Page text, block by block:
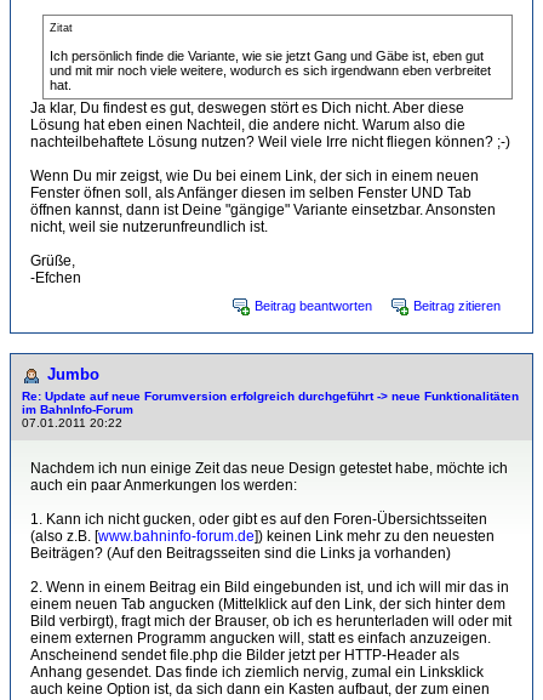
Zitat
Ich persönlich finde die Variante, wie sie jetzt Gang und Gäbe ist, eben gut
und mit mir noch viele weitere, wodurch es sich irgendwann eben verbreitet
hat.
Ja klar, Du findest es gut, deswegen stört es Dich nicht. Aber diese
Lösung hat eben einen Nachteil, die andere nicht. Warum also die
nachteilbehaftete Lösung nutzen? Weil viele Irre nicht fliegen können? ;-)
Wenn Du mir zeigst, wie Du bei einem Link, der sich in einem neuen
Fenster öfnen soll, als Anfänger diesen im selben Fenster UND Tab
öffnen kannst, dann ist Deine "gängige" Variante einsetzbar. Ansonsten
nicht, weil sie nutzerunfreundlich ist.
Grüße,
-Efchen
Beitrag beantworten Beitrag zitieren
Jumbo
Re: Update auf neue Forumversion erfolgreich durchgeführt -> neue Funktionalitäten
im BahnInfo-Forum
07.01.2011 20:22
Nachdem ich nun einige Zeit das neue Design getestet habe, möchte ich
auch ein paar Anmerkungen los werden:
1. Kann ich nicht gucken, oder gibt es auf den Foren-Übersichtsseiten
(also z.B. [www.bahninfo-forum.de]) keinen Link mehr zu den neuesten
Beiträgen? (Auf den Beitragsseiten sind die Links ja vorhanden)
2. Wenn in einem Beitrag ein Bild eingebunden ist, und ich will mir das in
einem neuen Tab angucken (Mittelklick auf den Link, der sich hinter dem
Bild verbirgt), fragt mich der Brauser, ob ich es herunterladen will oder mit
einem externen Programm angucken will, statt es einfach anzuzeigen.
Anscheinend sendet file.php die Bilder jetzt per HTTP-Header als
Anhang gesendet. Das finde ich ziemlich nervig, zumal ein Linksklick
auch keine Option ist, da sich dann ein Kasten aufbaut, der zum einen